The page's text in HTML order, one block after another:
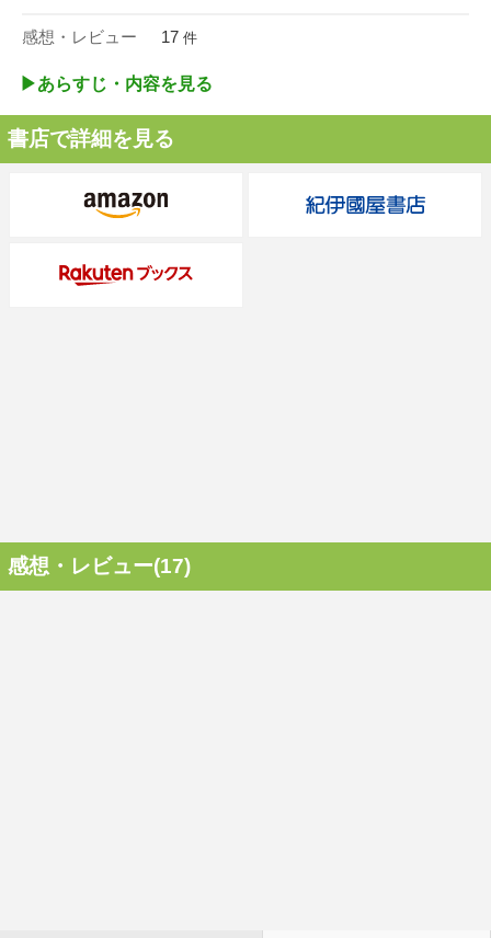
感想・レビュー 17 件
▶︎あらすじ・内容を見る
書店で詳細を見る
感想・レビュー(17)